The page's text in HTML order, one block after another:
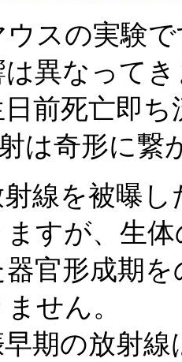
ウスの実験
異なって
前死亡即
は奇形に繋
線を被曝
すが、生
官形成期
せん。
期の放射